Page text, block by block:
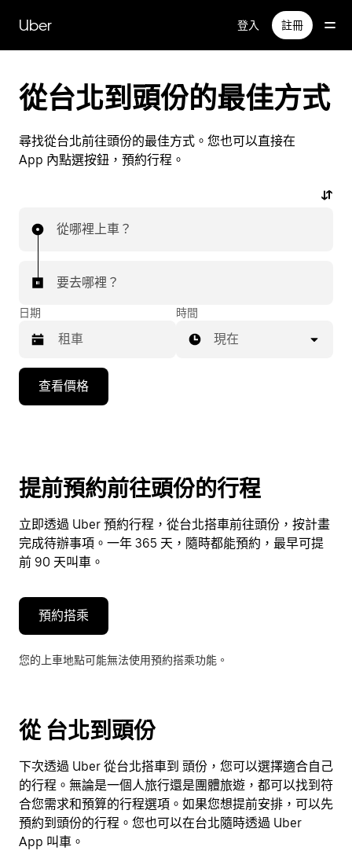
Uber 登入 註冊
從台北到頭份的最佳方式
尋找從台北前往頭份的最佳方式。您也可以直接在
App 內點選按鈕，預約行程。
從哪裡上車？
要去哪裡？
日期
向
鍵
即
使
用
行
並
擇
按
離
開
按
鈕
即
可
時間
現在
查看價格
提前預約前往頭份的行程
立即透過 Uber 預約行程，從台北搭車前往頭份，按計畫
完成待辦事項。一年 365 天，隨時都能預約，最早可提
前 90 天叫車。
預約搭乘
您的上車地點可能無法使用預約搭乘功能。
從 台北到頭份
下次透過 Uber 從台北搭車到 頭份，您可以選擇適合自己
的行程。無論是一個人旅行還是團體旅遊，都可以找到符
合您需求和預算的行程選項。如果您想提前安排，可以先
預約到頭份的行程。您也可以在台北隨時透過 Uber
App 叫車。